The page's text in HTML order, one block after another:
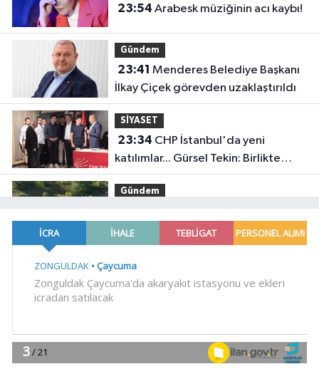
23:54 Arabesk müziğinin acı kaybı!
Gündem
23:41
İlkay Çiçek görevden uzaklaştırıldı
SİYASET
23:34
katılımlar... Gürsel Tekin: Birlikte
başaracağız
Gündem
kamyonet çekiciye çarptı!
21:5918 YAŞINDAKİ MİRAÇ